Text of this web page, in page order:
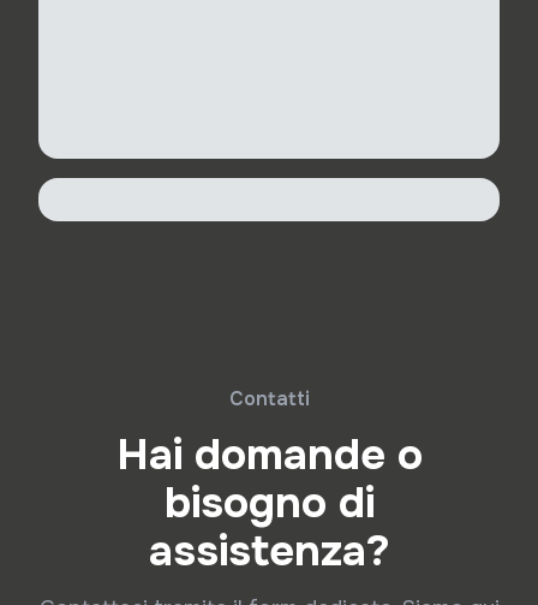
Contatti
Hai domande o
bisogno di
assistenza?